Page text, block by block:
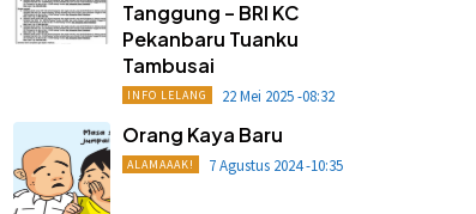
Tanggung – BRI KC
Pekanbaru Tuanku
Tambusai
INFO LELANG 22 Mei 2025 -08:32
Orang Kaya Baru
ALAMAAAK! 7 Agustus 2024 -10:35